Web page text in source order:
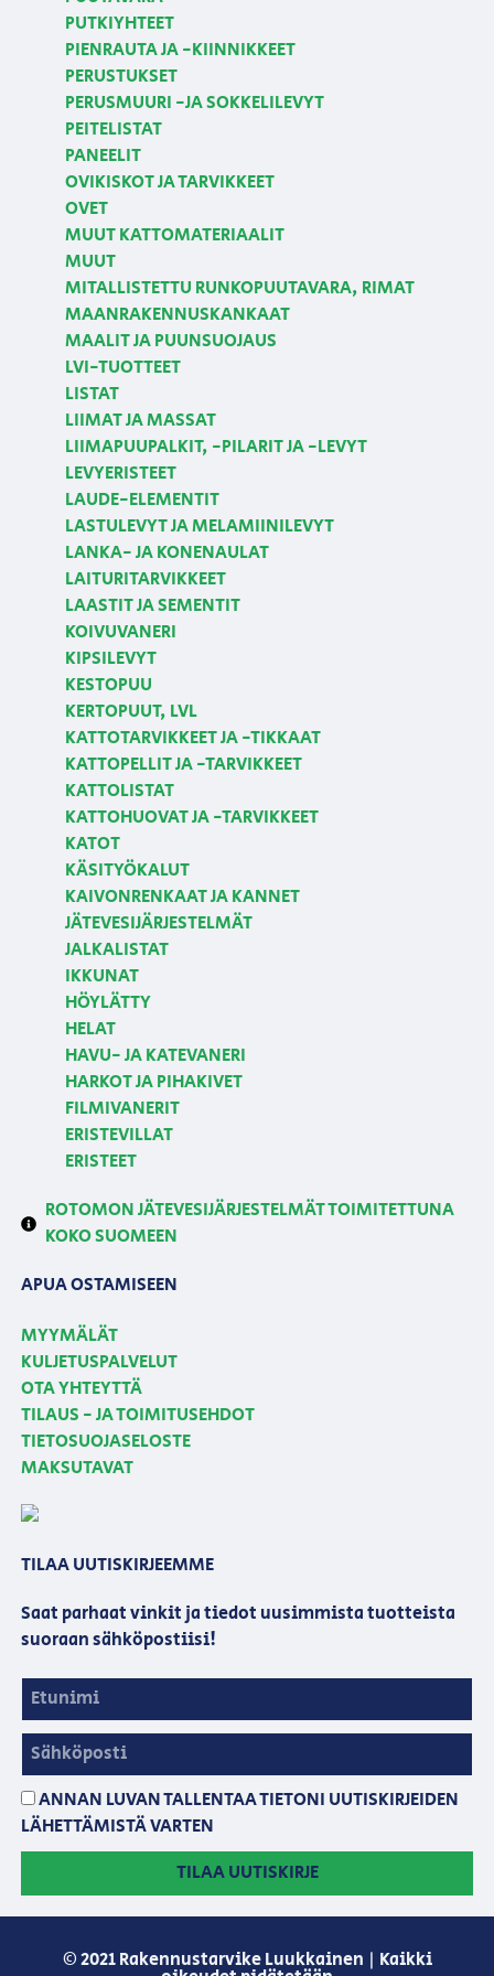
PUTKIYHTEET
PIENRAUTA JA -KIINNIKKEET
PERUSTUKSET
PERUSMUURI -JA SOKKELILEVYT
PEITELISTAT
PANEELIT
OVIKISKOT JA TARVIKKEET
OVET
MUUT KATTOMATERIAALIT
MUUT
MITALLISTETTU RUNKOPUUTAVARA, RIMAT
MAANRAKENNUSKANKAAT
MAALIT JA PUUNSUOJAUS
LVI-TUOTTEET
LISTAT
LIIMAT JA MASSAT
LIIMAPUUPALKIT, -PILARIT JA -LEVYT
LEVYERISTEET
LAUDE-ELEMENTIT
LASTULEVYT JA MELAMIINILEVYT
LANKA- JA KONENAULAT
LAITURITARVIKKEET
LAASTIT JA SEMENTIT
KOIVUVANERI
KIPSILEVYT
KESTOPUU
KERTOPUUT, LVL
KATTOTARVIKKEET JA -TIKKAAT
KATTOPELLIT JA -TARVIKKEET
KATTOLISTAT
KATTOHUOVAT JA -TARVIKKEET
KATOT
KÄSITYÖKALUT
KAIVONRENKAAT JA KANNET
JÄTEVESIJÄRJESTELMÄT
JALKALISTAT
IKKUNAT
HÖYLÄTTY
HELAT
HAVU- JA KATEVANERI
HARKOT JA PIHAKIVET
FILMIVANERIT
ERISTEVILLAT
ERISTEET
ROTOMON JÄTEVESIJÄRJESTELMÄT TOIMITETTUNA
KOKO SUOMEEN
APUA OSTAMISEEN
MYYMÄLÄT
KULJETUSPALVELUT
OTA YHTEYTTÄ
TILAUS - JA TOIMITUSEHDOT
TIETOSUOJASELOSTE
MAKSUTAVAT
TILAA UUTISKIRJEEMME
Saat parhaat vinkit ja tiedot uusimmista tuotteista
suoraan sähköpostiisi!
ANNAN LUVAN TALLENTAA TIETONI UUTISKIRJEIDEN
LÄHETTÄMISTÄ VARTEN
TILAA UUTISKIRJE
© 2021 Rakennustarvike Luukkainen | Kaikki